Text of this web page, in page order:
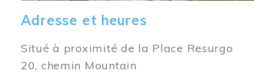
Adresse et heures
Situé à proximité de la Place Resurgo
20, chemin Mountain